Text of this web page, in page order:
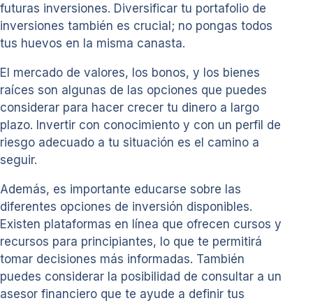
futuras inversiones. Diversificar tu portafolio de
inversiones también es crucial; no pongas todos
tus huevos en la misma canasta.
El mercado de valores, los bonos, y los bienes
raíces son algunas de las opciones que puedes
considerar para hacer crecer tu dinero a largo
plazo. Invertir con conocimiento y con un perfil de
riesgo adecuado a tu situación es el camino a
seguir.
Además, es importante educarse sobre las
diferentes opciones de inversión disponibles.
Existen plataformas en línea que ofrecen cursos y
recursos para principiantes, lo que te permitirá
tomar decisiones más informadas. También
puedes considerar la posibilidad de consultar a un
asesor financiero que te ayude a definir tus